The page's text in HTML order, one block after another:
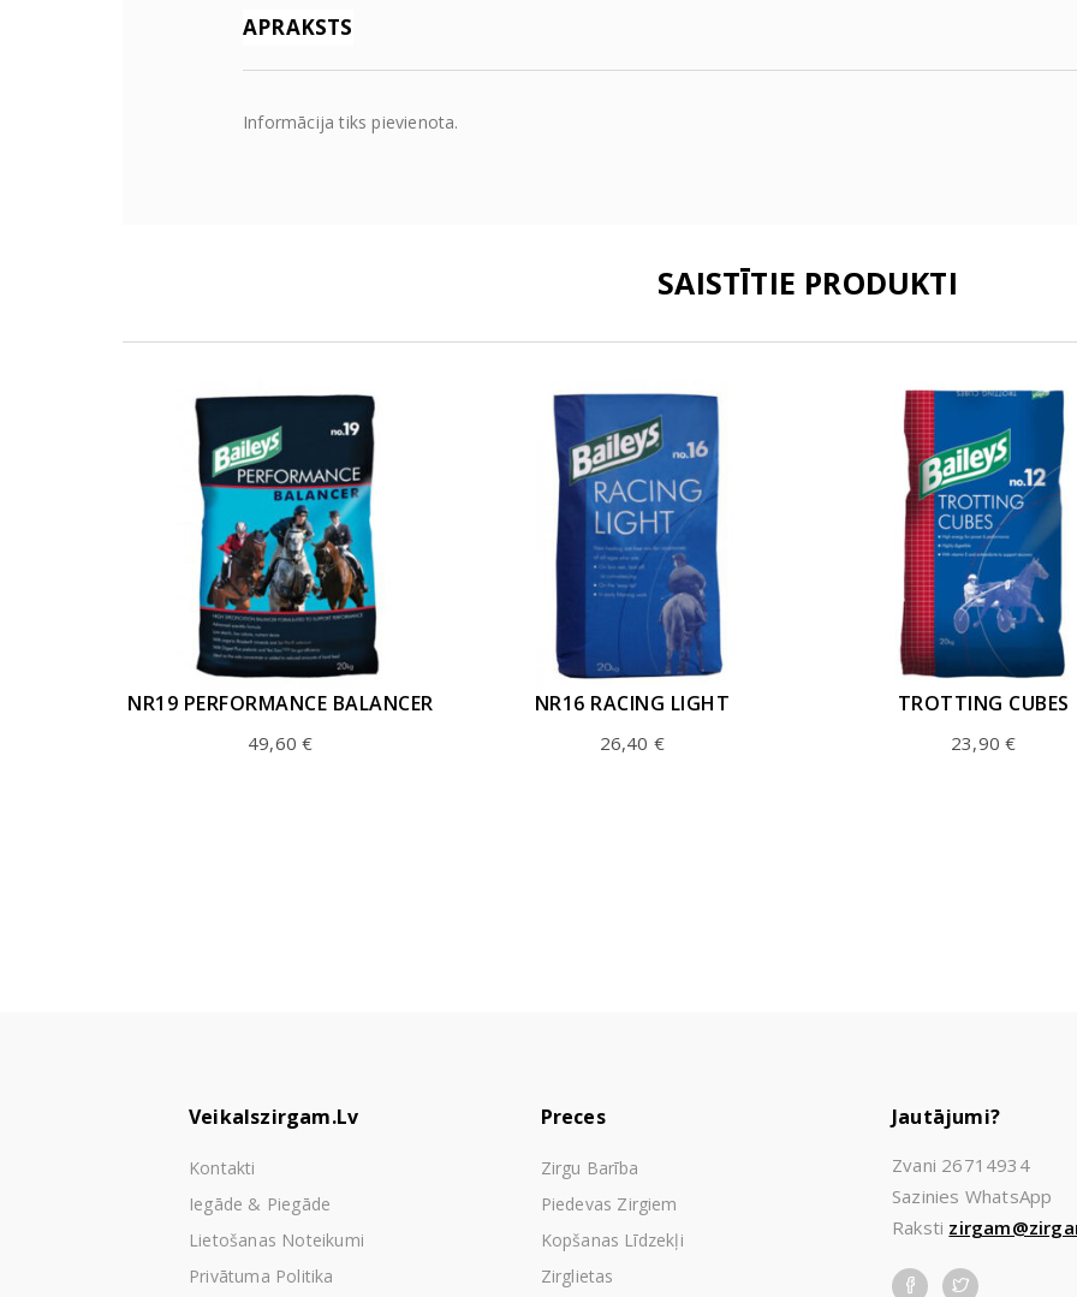
APRAKSTS
Informācija tiks pievienota.
SAISTĪTIE PRODUKTI
NR19 PERFORMANCE BALANCER
49,60€
NR16 RACING LIGHT
26,40 €
TROTTING CUBES
23,90€
Veikalszirgam.lv
Kontakti
Iegāde & Piegāde
Lietošanas Noteikumi
Privātuma Politika
Preces
Zirgu Barība
Piedevas Zirgiem
Kopšanas Līdzekļi
Zirglietas
Jautājumi?
Zvani 26714934
Sazinies WhatsApp
Raksti